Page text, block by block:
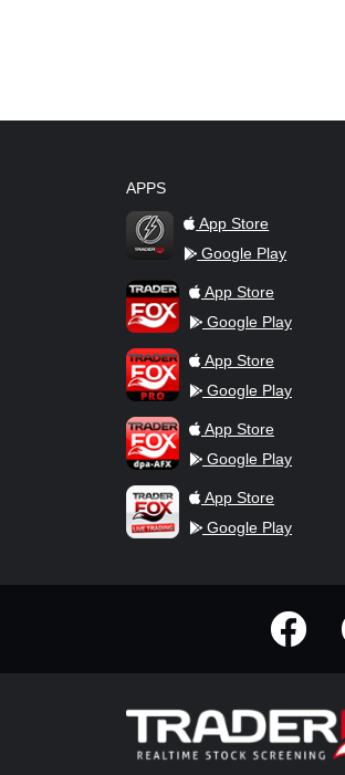
APPS
App Store
Google Play
TraderFox AppApp Store
Google Play
TraderFox ProApp Store
Google Play
TraderFox dpa-AFX ProFeed
App Store
Google Play
TraderFox Live Trading
App Store
Google Play
offizielle Social Media-